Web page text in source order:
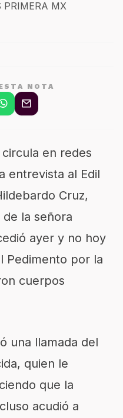
PRIMERA MX
NOTA
en redes
entrevista al Edil
Cruz,
la señora
ayer y no hoy
Pedimento por la
cuerpos
una llamada del
quien le
que la
acudió a